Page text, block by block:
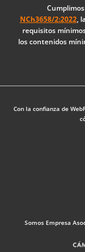
o
o
k
NCh3658/2:2022,
requisitos
los contenidos
Con la confianza de
Somos Empresa